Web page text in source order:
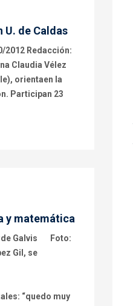
U. de Caldas
2012 Redacción:
Claudia Vélez
orientaen la
Participan 23
y matemática
Galvis Foto:
Gil, se
“quedo muy